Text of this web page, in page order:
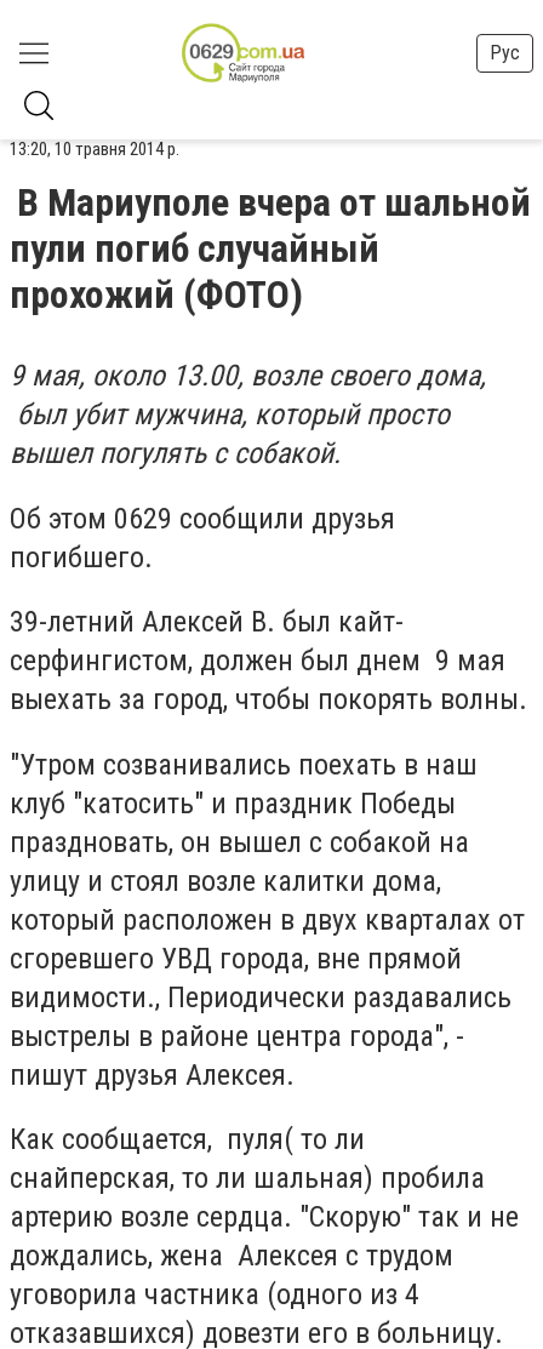
Рус
13:20, 10 травня 2014 р.
В Мариуполе вчера от шальной
пули погиб случайный
прохожий (ФОТО)
9 мая, около 13.00, возле своего дома,
был убит мужчина, который просто
вышел погулять с собакой.
Об этом 0629 сообщили друзья
погибшего.
39-летний Алексей В. был кайт-
серфингистом, должен был днем 9 мая
выехать за город, чтобы покорять волны.
"Утром созванивались поехать в наш
клуб "катосить" и праздник Победы
праздновать, он вышел с собакой на
улицу и стоял возле калитки дома,
который расположен в двух кварталах от
сгоревшего УВД города, вне прямой
видимости., Периодически раздавались
выстрелы в районе центра города", -
пишут друзья Алексея.
Как сообщается, пуля( то ли
снайперская, то ли шальная) пробила
артерию возле сердца. "Скорую" так и не
дождались, жена Алексея с трудом
уговорила частника (одного из 4
отказавшихся) довезти его в больницу.